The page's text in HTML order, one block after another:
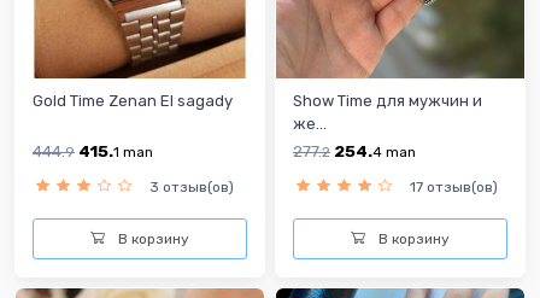
Gold Time Zenan El sagady
444.9 415.1 man
3 отзыв(ов)
В корзину
Show Time для мужчин и
же...
277.2 254.4 man
17 отзыв(ов)
В корзину